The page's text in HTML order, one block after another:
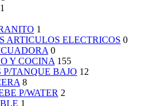
1
1
ARTICULOS ELECTRICOS 0
0
Y COCINA 155
P/TANQUE BAJO 12
8
P/WATER 2
1